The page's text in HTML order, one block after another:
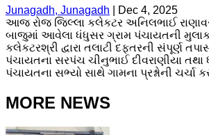
Junagadh, Junagadh
Dec 4, 2025
આજ રોજ જિલ્લા કલેકટર અનિલભાઈ
બાજુમાં આવેલા ધંધુસર ગ્રામ પંચાયતની
કલેકટરશ્રી દ્વારા તલાટી દફતરની સંપૂર્ણ
પંચાયતના સરપંચ ચીનુભાઈ દીવરાણીયા તથા
પંચાયતના સભ્યો સાથે ગામના પ્રશ્નોની ચર્ચા
MORE NEWS